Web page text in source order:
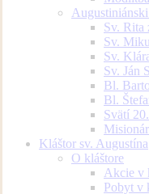
Sv. Rita
Sv.
Sv.
Sv. Ján
Bl.
Bl.
Svätí
Kláštor sv. Augustína
O kláštore
Akcie v
Pobyt v